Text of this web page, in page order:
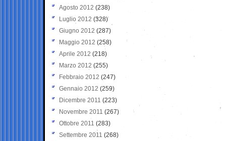
Agosto 2012 (238)
Luglio 2012 (328)
Giugno 2012 (287)
Maggio 2012 (258)
Aprile 2012 (218)
Marzo 2012 (255)
Febbraio 2012 (247)
Gennaio 2012 (259)
Dicembre 2011 (223)
Novembre 2011 (267)
Ottobre 2011 (283)
Settembre 2011 (268)